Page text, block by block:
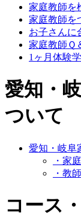
家庭教師を
家庭教師を
お子さんに
家庭教師Ｑ
1ヶ月体験
愛知・
ついて
愛知・岐阜
・家
・教
コース